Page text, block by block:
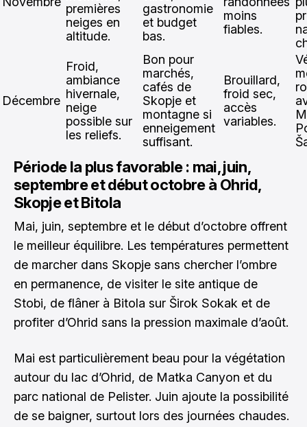
premières
neiges en
altitude.
gastronomie
et budget
bas.
moins
fiables.
Décembre
Froid,
ambiance
hivernale,
neige
possible sur
les reliefs.
Bon pour
marchés,
cafés de
Skopje et
montagne si
enneigement
suffisant.
Brouillard,
froid sec,
accès
variables.
Période la plus favorable : mai, juin,
septembre et début octobre à Ohrid,
Skopje et Bitola
Mai, juin, septembre et le début d’octobre offrent
le meilleur équilibre. Les températures permettent
de marcher dans Skopje sans chercher l’ombre
en permanence, de visiter le site antique de
Stobi, de flâner à Bitola sur Širok Sokak et de
profiter d’Ohrid sans la pression maximale d’août.
Mai est particulièrement beau pour la végétation
autour du lac d’Ohrid, de Matka Canyon et du
parc national de Pelister. Juin ajoute la possibilité
de se baigner, surtout lors des journées chaudes.